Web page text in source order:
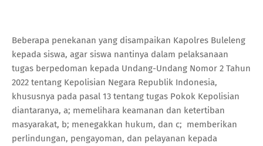
Beberapa penekanan yang disampaikan Kapolres Buleleng
kepada siswa, agar siswa nantinya dalam pelaksanaan
tugas berpedoman kepada Undang-Undang Nomor 2 Tahun
2022 tentang Kepolisian Negara Republik Indonesia,
khususnya pada pasal 13 tentang tugas Pokok Kepolisian
diantaranya, a; memelihara keamanan dan ketertiban
masyarakat, b; menegakkan hukum, dan c; memberikan
perlindungan, pengayoman, dan pelayanan kepada